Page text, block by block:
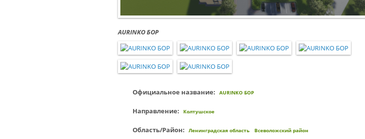
AURINKO БОР
Официальное название: AURINKO БОР
Направление: Колтушское
Область/Район: Ленинградская область Всеволожский район